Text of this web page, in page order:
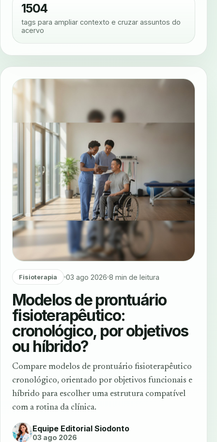
1504
tags para ampliar contexto e cruzar assuntos do
acervo
Fisioterapia 03 ago 2026 8 min de leitura
Modelos de prontuário
fisioterapêutico:
cronológico, por objetivos
ou híbrido?
Compare modelos de prontuário fisioterapêutico
cronológico, orientado por objetivos funcionais e
híbrido para escolher uma estrutura compatível
com a rotina da clínica.
Equipe Editorial Siodonto
03 ago 2026